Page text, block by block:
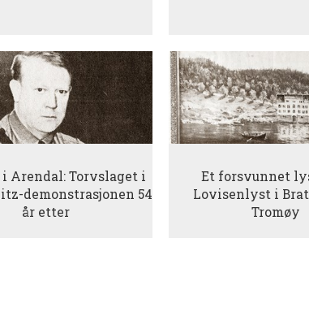
Arendal: Torvslaget i
demonstrasjonen 54
år etter
Et forsvunnet
Lovisenlyst i
Tromøy